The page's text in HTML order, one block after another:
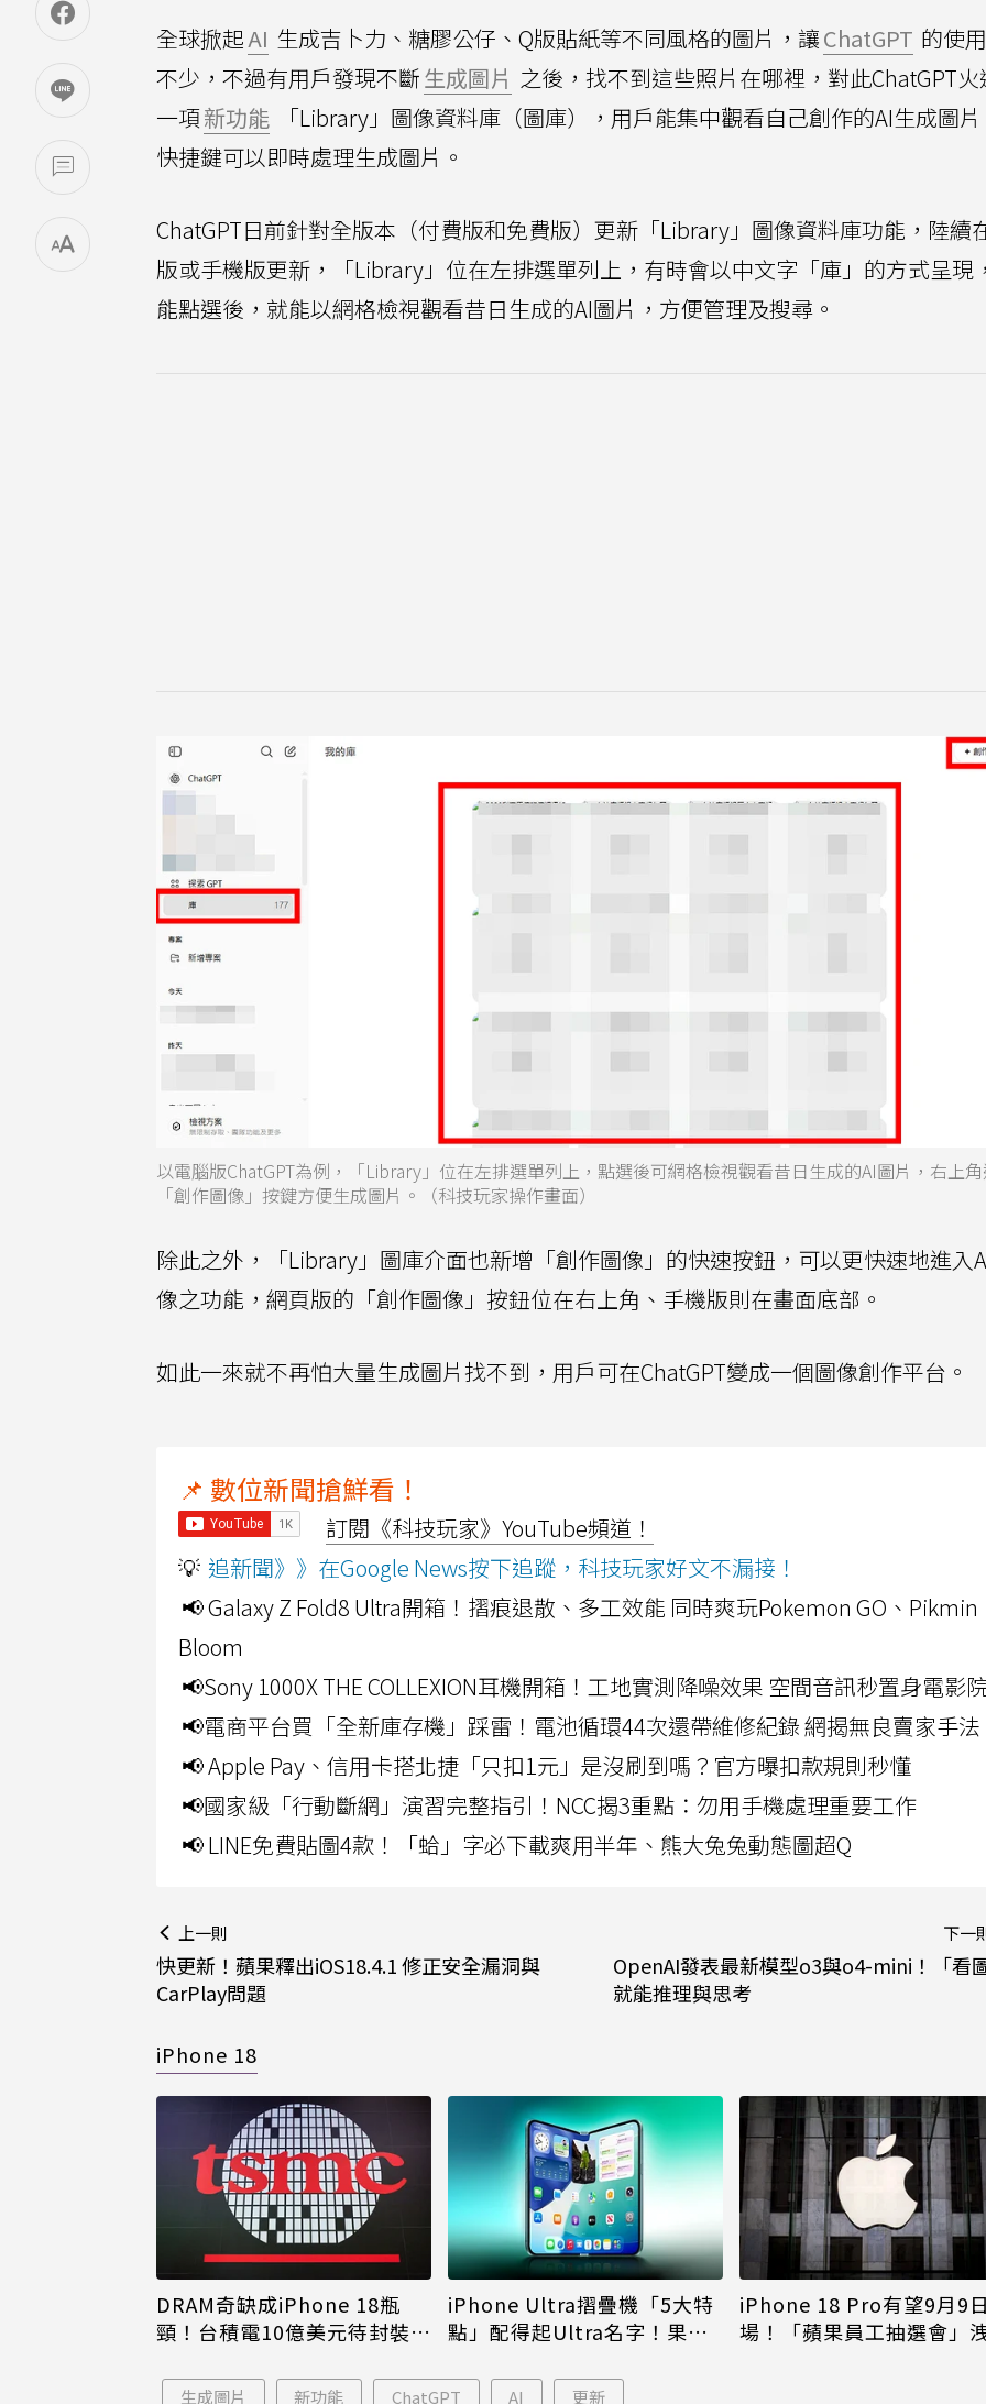
全球掀起AI 生成吉卜力、糖膠公仔、Q版貼紙等不同風格的圖片，讓ChatGPT 的使
不少，不過有用戶發現不斷生成圖片 之後，找不到這些照片在哪裡，對此ChatGPT火
一項新功能
「Library」圖像資料庫（圖庫），用戶能集中觀看自己創作的AI生成圖
快捷鍵可以即時處理生成圖片。
ChatGPT日前針對全版本（付費版和免費版）更新「Library」圖像資料庫功能，陸續
版或手機版更新，「Library」位在左排選單列上，有時會以中文字「庫」的方式呈現
能點選後，就能以網格檢視觀看昔日生成的AI圖片，方便管理及搜尋。
以電腦版ChatGPT為例，「Library」位在左排選單列上，點選後可網格檢視觀看昔日生成的AI圖片，右上
「創作圖像」按鍵方便生成圖片。（科技玩家操作畫面）
除此之外，「Library」圖庫介面也新增「創作圖像」的快速按鈕，可以更快速地進入
像之功能，網頁版的「創作圖像」按鈕位在右上角、手機版則在畫面底部。
如此一來就不再怕大量生成圖片找不到，用戶可在ChatGPT變成一個圖像創作平台。
📌 數位新聞搶鮮看！
訂閱《科技玩家》YouTube頻道！
💡 追新聞》》在Google News按下追蹤，科技玩家好文不漏接！
📢 Galaxy Z Fold8 Ultra開箱！摺痕退散、多工效能 同時爽玩Pokemon GO、Pikmin
Bloom
📢Sony 1000X THE COLLEXION耳機開箱！工地實測降噪效果 空間音訊秒置身電影
📢電商平台買「全新庫存機」踩雷！電池循環44次還帶維修紀錄 網揭無良賣家手法
📢 Apple Pay、信用卡搭北捷「只扣1元」是沒刷到嗎？官方曝扣款規則秒懂
📢國家級「行動斷網」演習完整指引！NCC揭3重點：勿用手機處理重要工作
📢 LINE免費貼圖4款！「蛤」字必下載爽用半年、熊大兔兔動態圖超Q
上一則
快更新！蘋果釋出iOS18.4.1 修正安全漏洞與
CarPlay問題
下一
OpenAI發表最新模型o3與o4-mini！「看
就能推理與思考
iPhone 18
DRAM奇缺成iPhone 18瓶
頸！台積電10億美元待封裝晶
iPhone Ultra摺疊機「5大特
點」配得起Ultra名字！果粉
iPhone 18 Pro有望9月9
場！「蘋果員工抽選會」
生成圖片 新功能 ChatGPT AI 更新